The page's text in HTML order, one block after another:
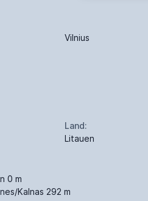
Vilnius
Land:
Litauen
0 m
Kalnas 292 m